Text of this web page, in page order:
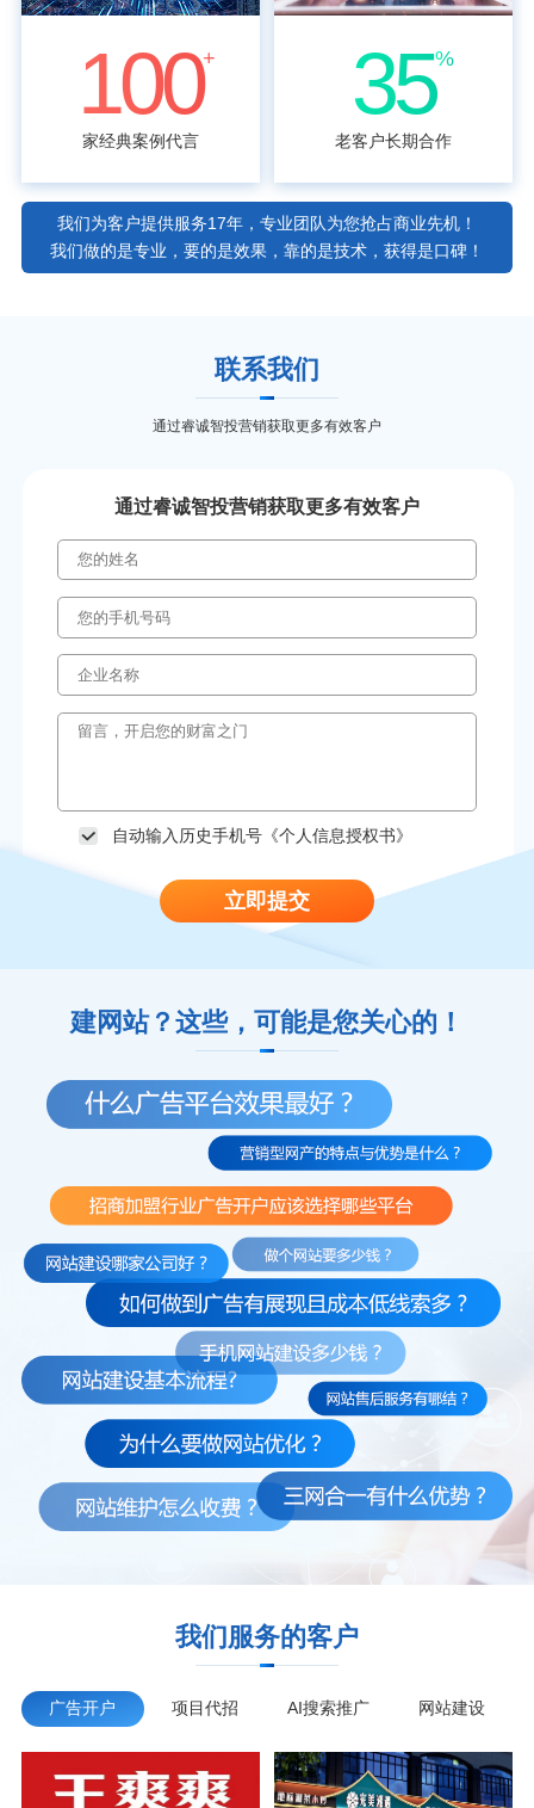
100+
家经典案例代言
35%
老客户长期合作
我们为客户提供服务17年，专业团队为您抢占商业先机！
我们做的是专业，要的是效果，靠的是技术，获得是口碑！
联系我们
通过睿诚智投营销获取更多有效客户
通过睿诚智投营销获取更多有效客户
自动输入历史手机号《个人信息授权书》
立即提交
建网站？这些，可能是您关心的！
我们服务的客户
广告开户 项目代招 AI搜索推广 网站建设